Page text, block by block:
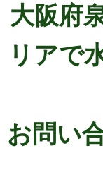
大阪府
リアで
お問い